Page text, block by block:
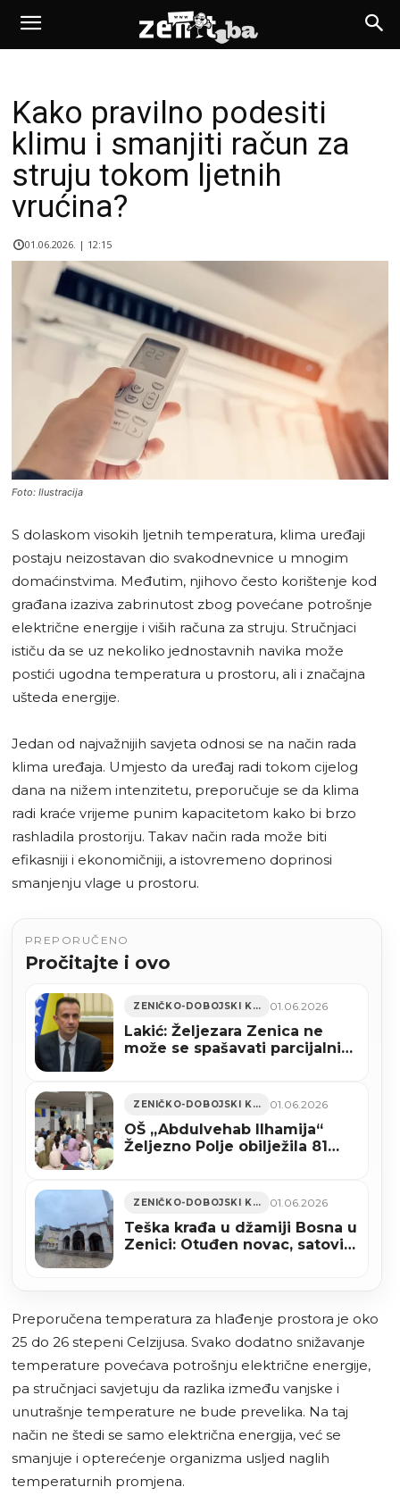
Kako pravilno podesiti
klimu i smanjiti račun za
struju tokom ljetnih
vrućina?
01.06.2026. | 12:15
Foto: Ilustracija
S dolaskom visokih ljetnih temperatura, klima uređaji
postaju neizostavan dio svakodnevnice u mnogim
domaćinstvima. Međutim, njihovo često korištenje kod
građana izaziva zabrinutost zbog povećane potrošnje
električne energije i viših računa za struju. Stručnjaci
ističu da se uz nekoliko jednostavnih navika može
postići ugodna temperatura u prostoru, ali i značajna
ušteda energije.
Jedan od najvažnijih savjeta odnosi se na način rada
klima uređaja. Umjesto da uređaj radi tokom cijelog
dana na nižem intenzitetu, preporučuje se da klima
radi kraće vrijeme punim kapacitetom kako bi brzo
rashladila prostoriju. Takav način rada može biti
efikasniji i ekonomičniji, a istovremeno doprinosi
smanjenju vlage u prostoru.
PREPORUČENO
Pročitajte i ovo
ZENIČKO-DOBOJSKI KANTON 01.06.2026
Lakić: Željezara Zenica ne
može se spašavati parcijalnim
ZENIČKO-DOBOJSKI KANTON 01.06.2026
OŠ „Abdulvehab Ilhamija“
Željezno Polje obilježila 81
ZENIČKO-DOBOJSKI KANTON 01.06.2026
Teška krađa u džamiji Bosna u
Zenici: Otuđen novac, satovi i
Preporučena temperatura za hlađenje prostora je oko
25 do 26 stepeni Celzijusa. Svako dodatno snižavanje
temperature povećava potrošnju električne energije,
pa stručnjaci savjetuju da razlika između vanjske i
unutrašnje temperature ne bude prevelika. Na taj
način ne štedi se samo električna energija, već se
smanjuje i opterećenje organizma usljed naglih
temperaturnih promjena.